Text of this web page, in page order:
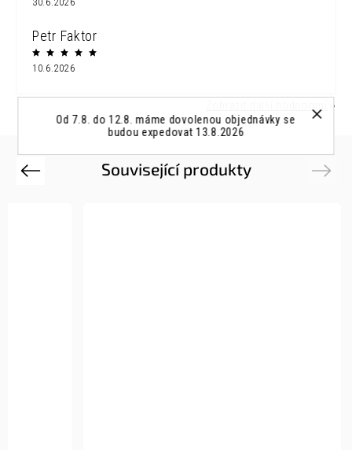
Od 7.8. do 12.8. máme dovolenou objednávky se
budou expedovat 13.8.2026
30.6.2026
Petr Faktor
10.6.2026
Související produkty
Previous Next